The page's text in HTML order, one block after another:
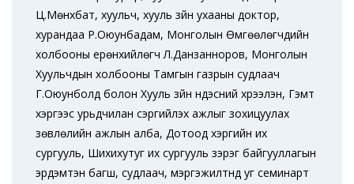
Ц.Мөнхбат, хуульч, хууль зүйн ухааны доктор,
хурандаа Р.Оюунбадам, Монголын Өмгөөлөгчдийн
холбооны ерөнхийлөгч Л.Данзанноров, Монголын
Хуульчдын холбооны Тамгын газрын судлаач
Г.Оюунболд болон Хууль зүйн үндэсний хүрээлэн, Гэмт
хэргээс урьдчилан сэргийлэх ажлыг зохицуулах
зөвлөлийн ажлын алба, Дотоод хэргийн их
сургууль, Шихихутуг их сургууль зэрэг байгууллагын
эрдэмтэн багш, судлаач, мэргэжилтнүүд уг семинарт